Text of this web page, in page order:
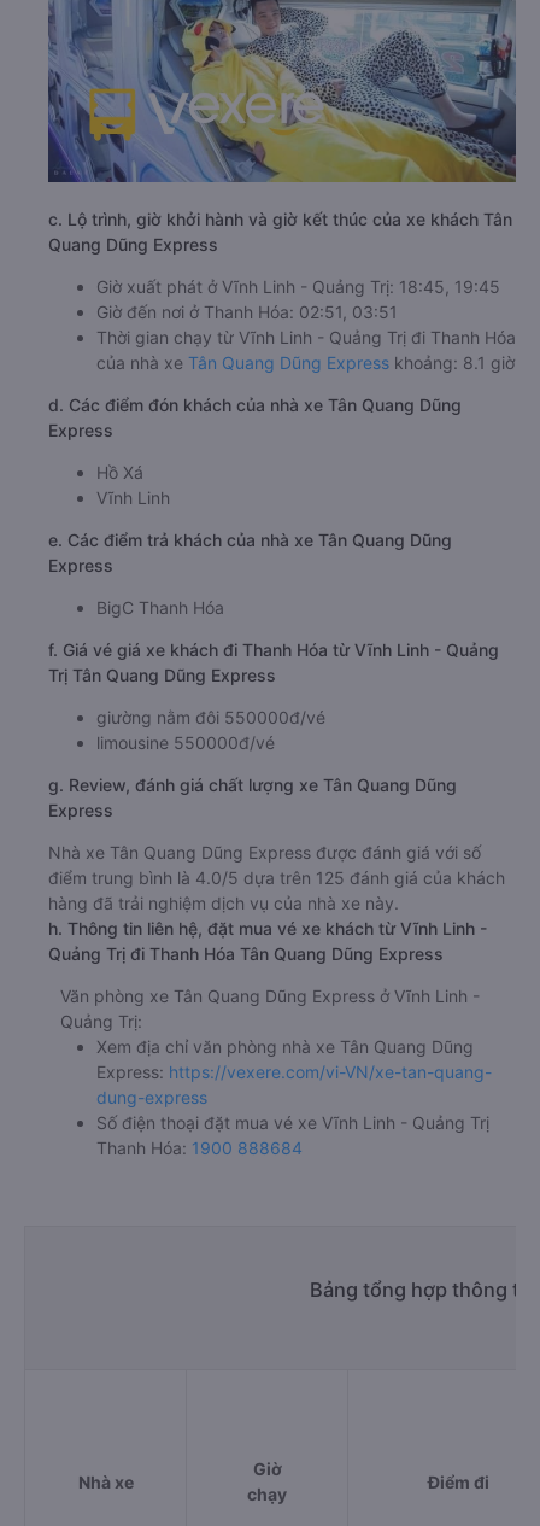
c. Lộ trình, giờ khởi hành và giờ kết thúc của xe khách Tân
Quang Dũng Express
Giờ xuất phát ở Vĩnh Linh - Quảng Trị: 18:45, 19:45
Giờ đến nơi ở Thanh Hóa: 02:51, 03:51
Thời gian chạy từ Vĩnh Linh - Quảng Trị đi Thanh Hóa
của nhà xe Tân Quang Dũng Express khoảng: 8.1 giờ
d. Các điểm đón khách của nhà xe Tân Quang Dũng
Express
Hồ Xá
Vĩnh Linh
e. Các điểm trả khách của nhà xe Tân Quang Dũng
Express
BigC Thanh Hóa
f. Giá vé giá xe khách đi Thanh Hóa từ Vĩnh Linh - Quảng
Trị Tân Quang Dũng Express
giường nằm đôi 550000đ/vé
limousine 550000đ/vé
g. Review, đánh giá chất lượng xe Tân Quang Dũng
Express
Nhà xe Tân Quang Dũng Express được đánh giá với số
điểm trung bình là 4.0/5 dựa trên 125 đánh giá của khách
hàng đã trải nghiệm dịch vụ của nhà xe này.
h. Thông tin liên hệ, đặt mua vé xe khách từ Vĩnh Linh -
Quảng Trị đi Thanh Hóa Tân Quang Dũng Express
Văn phòng xe Tân Quang Dũng Express ở Vĩnh Linh -
Quảng Trị:
Xem địa chỉ văn phòng nhà xe Tân Quang Dũng
Express: https://vexere.com/vi-VN/xe-tan-quang-
dung-express
Số điện thoại đặt mua vé xe Vĩnh Linh - Quảng Trị
Thanh Hóa: 1900 888684
Bảng tổng hợp thông
Nhà xe
Giờ
chạy
Điểm đi